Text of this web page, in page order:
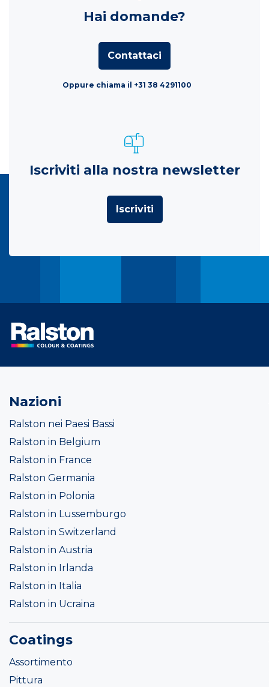
Hai domande?
Contattaci
Oppure chiama il +31 38 4291100
Iscriviti alla nostra newsletter
Iscriviti
Nazioni
Ralston nei Paesi Bassi
Ralston in Belgium
Ralston in France
Ralston Germania
Ralston in Polonia
Ralston in Lussemburgo
Ralston in Switzerland
Ralston in Austria
Ralston in Irlanda
Ralston in Italia
Ralston in Ucraina
Coatings
Assortimento
Pittura